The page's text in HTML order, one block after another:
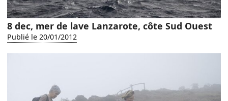
8 dec, mer de lave Lanzarote, côte Sud Ouest
Publié le 20/01/2012